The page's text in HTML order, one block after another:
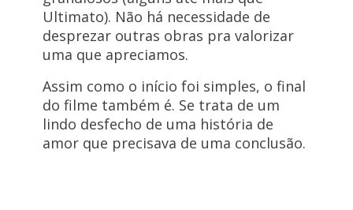
Ultimato). Não há necessidade de
desprezar outras obras pra valorizar
uma que apreciamos.
Assim como o início foi simples, o final
do filme também é. Se trata de um
lindo desfecho de uma história de
amor que precisava de uma conclusão.